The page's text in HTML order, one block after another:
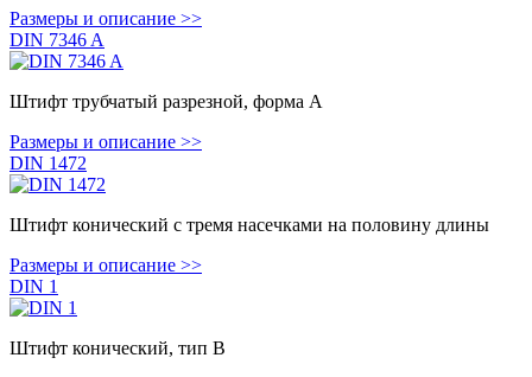
Размеры и описание >>
DIN 7346 A
Штифт трубчатый разрезной, форма А
Размеры и описание >>
DIN 1472
Штифт конический с тремя насечками на половину длины
Размеры и описание >>
DIN 1
Штифт конический, тип В